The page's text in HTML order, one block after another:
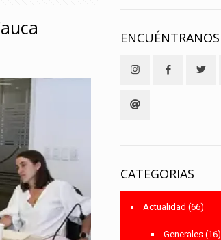
ENCUÉNTRANOS
CATEGORIAS
Actualidad (66)
Generales (16)